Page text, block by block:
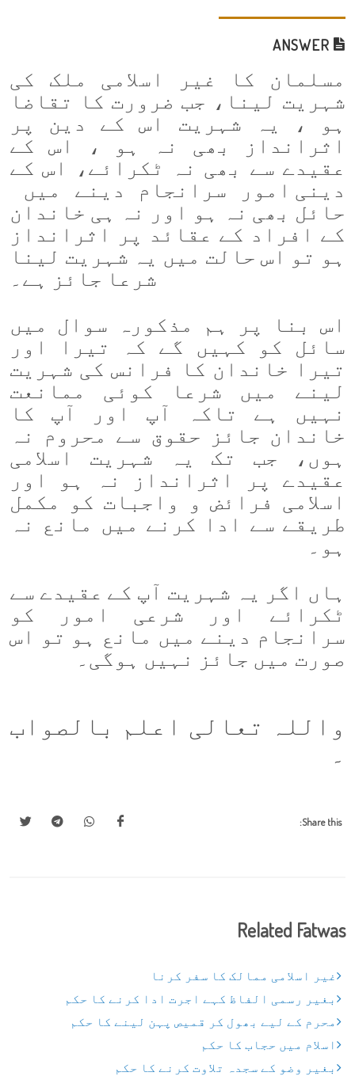
مسلمان کا غیر اسلامی ملک کی
شہریت لینا، جب ضرورت کا تقاضا
ہو ، یہ شہریت اس کے دین پر
اثرانداز بھی نہ ہو ، اس کے
عقیدے سے بھی نہ ٹکرائے، اس کے
دینی امور سرانجام دینے میں
حائل بھی نہ ہو اور نہ ہی خاندان
کے افراد کے عقائد پر اثرانداز
ہو تو اس حالت میں یہ شہریت لینا
شرعا جائز ہے۔
اس بنا پر ہم مذکورہ سوال میں
سائل کو کہیں گے کہ تیرا اور
تیرا خاندان کا فرانس کی شہریت
لینے میں شرعا کوئی ممانعت
نہیں ہے تاکہ آپ اور آپ کا
خاندان جائز حقوق سے محروم نہ
ہوں، جب تک یہ شہریت اسلامی
عقیدے پر اثرانداز نہ ہو اور
اسلامی فرائض و واجبات کو مکمل
طریقے سے ادا کرنے میں مانع نہ
ہو۔
ہاں اگر یہ شہریت آپ کے عقیدے سے
ٹکرائے اور شرعی امور کو
سرانجام دینے میں مانع ہو تو اس
صورت میں جائز نہیں ہوگی۔
واللہ تعالی اعلم بالصواب
۔
Share this:
Related Fatwas
غیر اسلامی ممالک کا سفر کرنا
بغیر رسمی الفاظ کہے اجرت ادا کرنے کا حکم
محرم کے لیے بھول کر قمیص پہن لینے کا حکم
اسلام میں حجاب کا حکم
بغیر وضو کے سجدہ تلاوت کرنے کا حکم